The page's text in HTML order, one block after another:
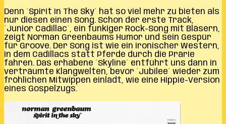
Denn ´Spirit In The Sky´ hat so viel mehr zu bieten als
nur diesen einen Song. Schon der erste Track,
´Junior Cadillac´, ein funkiger Rock-Song mit Bläsern,
zeigt Norman Greenbaums Humor und sein Gespür
für Groove. Der Song ist wie ein ironischer Western,
in dem Cadillacs statt Pferde durch die Prärie
fahren. Das erhabene ´Skyline´ entführt uns dann in
verträumte Klangwelten, bevor ´Jubilee´ wieder zum
fröhlichen Mitwippen einlädt, wie eine Hippie-Version
eines Gospelzugs.